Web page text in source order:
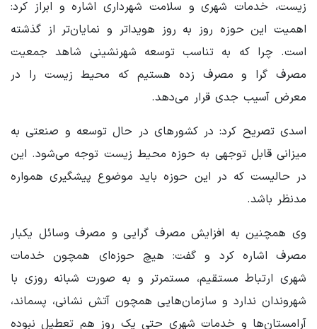
زیست، خدمات شهری و سلامت شهرداری اشاره و ابراز کرد:
اهمیت این حوزه روز به روز هویداتر و نمایان‌تر از گذشته
است. چرا که به تناسب توسعه شهرنشینی شاهد جمعیت
مصرف گرا و مصرف زده هستیم که محیط زیست را در
معرض آسیب جدی قرار می‌دهد.
اسدی تصریح کرد: در کشورهای در حال توسعه و صنعتی به
میزانی قابل توجهی به حوزه محیط زیست توجه می‌شود. این
در حالیست که در این حوزه باید موضوع پیشگیری همواره
مدنظر باشد.
وی همچنین به افزایش مصرف گرایی و مصرف وسائل یکبار
مصرف اشاره کرد و گفت: هیچ حوزه‌ای همچون خدمات
شهری ارتباط مستقیم، مستمرتر و به صورت شبانه روزی با
شهروندان ندارد و سازمان‌هایی همچون آتش نشانی، پسماند،
آرامستان‌ها و خدمات شهری حتی یک روز هم تعطیل نبوده